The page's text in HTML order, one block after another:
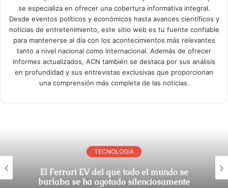
se especializa en ofrecer una cobertura informativa integral.
Desde eventos políticos y económicos hasta avances científicos y
noticias de entretenimiento, este sitio web es tu fuente confiable
para mantenerse al día con los acontecimientos más relevantes
tanto a nivel nacional como internacional. Además de ofrecer
informes actualizados, ACN también se destaca por sus análisis
en profundidad y sus entrevistas exclusivas que proporcionan
una comprensión más completa de las noticias.
TECNOLOGIA
El Ferrari EV del que todo el mundo se
burlaba se ha agotado silenciosamente